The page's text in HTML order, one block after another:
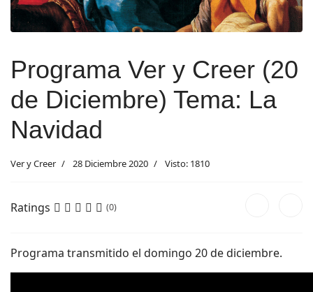
Programa Ver y Creer (20
de Diciembre) Tema: La
Navidad
Ver y Creer 28 Diciembre 2020 Visto: 1810
Ratings (0)
Programa transmitido el domingo 20 de diciembre.